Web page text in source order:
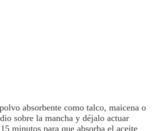
absorbente como talco, maicena o
sobre la mancha y déjalo actuar
minutos para que absorba el aceite